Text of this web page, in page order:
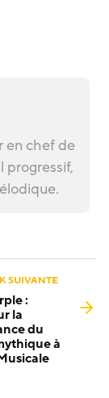
en chef de
progressif,
SUIVANTE
:
la
du
à